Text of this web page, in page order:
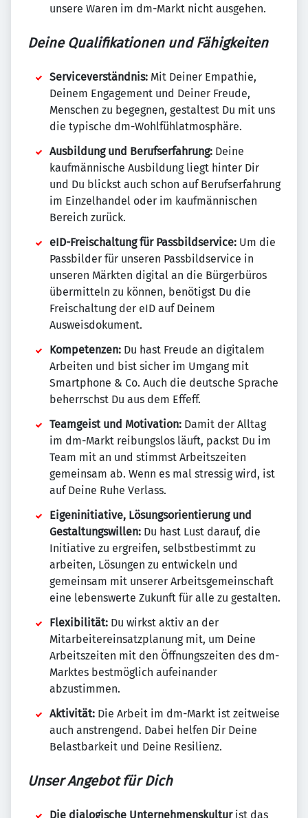
unsere Waren im dm-Markt nicht ausgehen.
Deine Qualifikationen und Fähigkeiten
Serviceverständnis: Mit Deiner Empathie,
Deinem Engagement und Deiner Freude,
Menschen zu begegnen, gestaltest Du mit uns
die typische dm-Wohlfühlatmosphäre.
Ausbildung und Berufserfahrung: Deine
kaufmännische Ausbildung liegt hinter Dir
und Du blickst auch schon auf Berufserfahrung
im Einzelhandel oder im kaufmännischen
Bereich zurück.
eID-Freischaltung für Passbildservice: Um die
Passbilder für unseren Passbildservice in
unseren Märkten digital an die Bürgerbüros
übermitteln zu können, benötigst Du die
Freischaltung der eID auf Deinem
Ausweisdokument.
Kompetenzen: Du hast Freude an digitalem
Arbeiten und bist sicher im Umgang mit
Smartphone & Co. Auch die deutsche Sprache
beherrschst Du aus dem Effeff.
Teamgeist und Motivation: Damit der Alltag
im dm-Markt reibungslos läuft, packst Du im
Team mit an und stimmst Arbeitszeiten
gemeinsam ab. Wenn es mal stressig wird, ist
auf Deine Ruhe Verlass.
Eigeninitiative, Lösungsorientierung und
Gestaltungswillen: Du hast Lust darauf, die
Initiative zu ergreifen, selbstbestimmt zu
arbeiten, Lösungen zu entwickeln und
gemeinsam mit unserer Arbeitsgemeinschaft
eine lebenswerte Zukunft für alle zu gestalten.
Flexibilität: Du wirkst aktiv an der
Mitarbeitereinsatzplanung mit, um Deine
Arbeitszeiten mit den Öffnungszeiten des dm-
Marktes bestmöglich aufeinander
abzustimmen.
Aktivität: Die Arbeit im dm-Markt ist zeitweise
auch anstrengend. Dabei helfen Dir Deine
Belastbarkeit und Deine Resilienz.
Unser Angebot für Dich
Die dialogische Unternehmenskulturist das